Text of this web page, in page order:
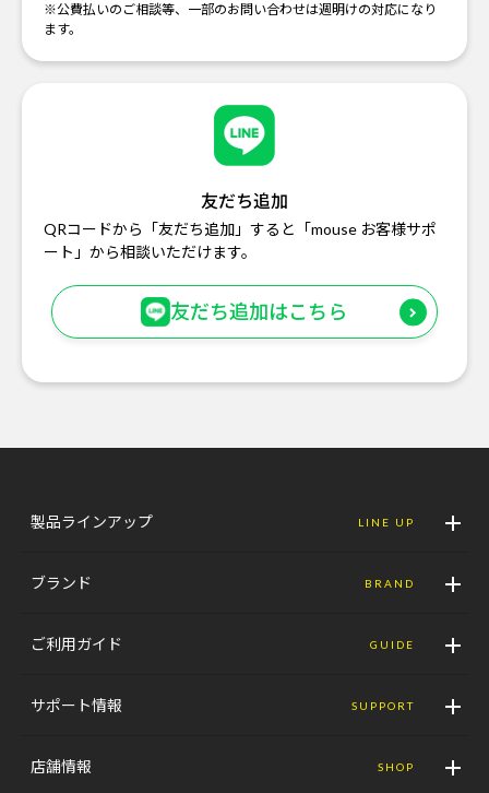
※公費払いのご相談等、一部のお問い合わせは週明けの対応になり
ます。
友だち追加
QRコードから「友だち追加」すると「mouse お客様サポ
ート」から相談いただけます。
友だち追加はこちら
製品ラインアップ LINE UP
ブランド BRAND
ご利用ガイド GUIDE
サポート情報 SUPPORT
店舗情報 SHOP